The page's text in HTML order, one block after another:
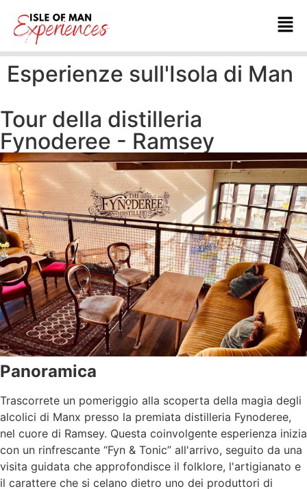
Esperienze sull'Isola di Man
Tour della distilleria
Fynoderee - Ramsey
Panoramica
Trascorrete un pomeriggio alla scoperta della magia degli
alcolici di Manx presso la premiata distilleria Fynoderee,
nel cuore di Ramsey. Questa coinvolgente esperienza inizia
con un rinfrescante “Fyn & Tonic” all'arrivo, seguito da una
visita guidata che approfondisce il folklore, l'artigianato e
il carattere che si celano dietro uno dei produttori di